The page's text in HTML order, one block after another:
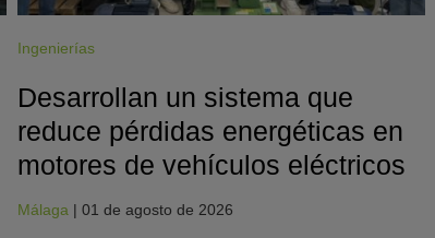
Ingenierías
Desarrollan un sistema que
reduce pérdidas energéticas en
motores de vehículos eléctricos
Málaga |01 de agosto de 2026